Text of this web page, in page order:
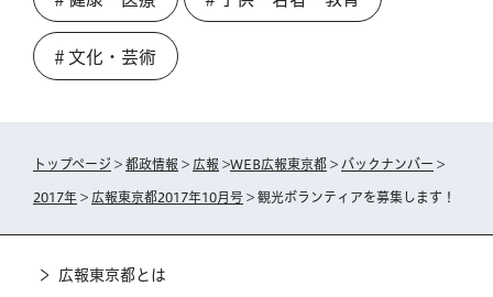
＃文化・芸術
トップページ > 都政情報 > 広報 >WEB広報東京都 > バックナンバー >
2017年 > 広報東京都2017年10月号 > 観光ボランティアを募集します！
広報東京都とは